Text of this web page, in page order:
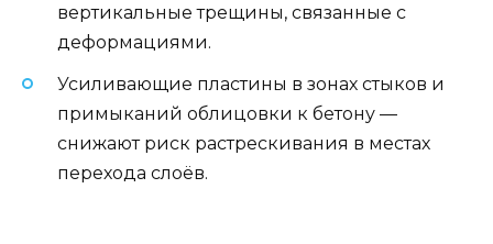
вертикальные трещины, связанные с
деформациями.
Усиливающие пластины в зонах стыков и
примыканий облицовки к бетону —
снижают риск растрескивания в местах
перехода слоёв.